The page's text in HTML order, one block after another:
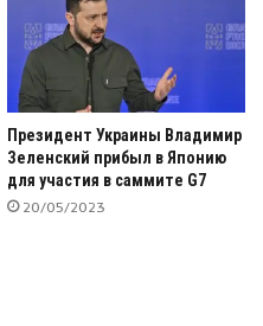
Президент Украины Владимир
Зеленский прибыл в Японию
для участия в саммите G7
20/05/2023